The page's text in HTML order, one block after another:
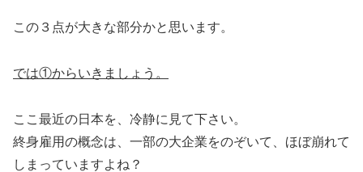
この３点が大きな部分かと思います。
では①からいきましょう。
ここ最近の日本を、冷静に見て下さい。
終身雇用の概念は、一部の大企業をのぞいて、ほぼ崩れて
しまっていますよね？